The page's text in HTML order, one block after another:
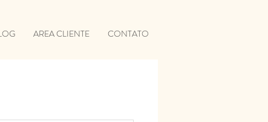
AREA CLIENTE CONTATO